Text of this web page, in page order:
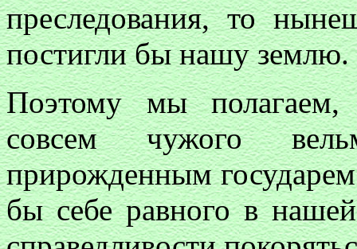
преследования, то
постигли бы нашу землю.
Поэтому мы полагаем,
совсем чужого
прирожденным
бы себе равного в